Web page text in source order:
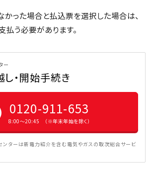
かった場合と払込票を選択した場合は、
払う必要があります。
ー
・開始手続き
0120-911-653
8:00〜20:45 （※年末年始を除く）
ンターは新電力紹介を含む電気やガスの取次総合サービ